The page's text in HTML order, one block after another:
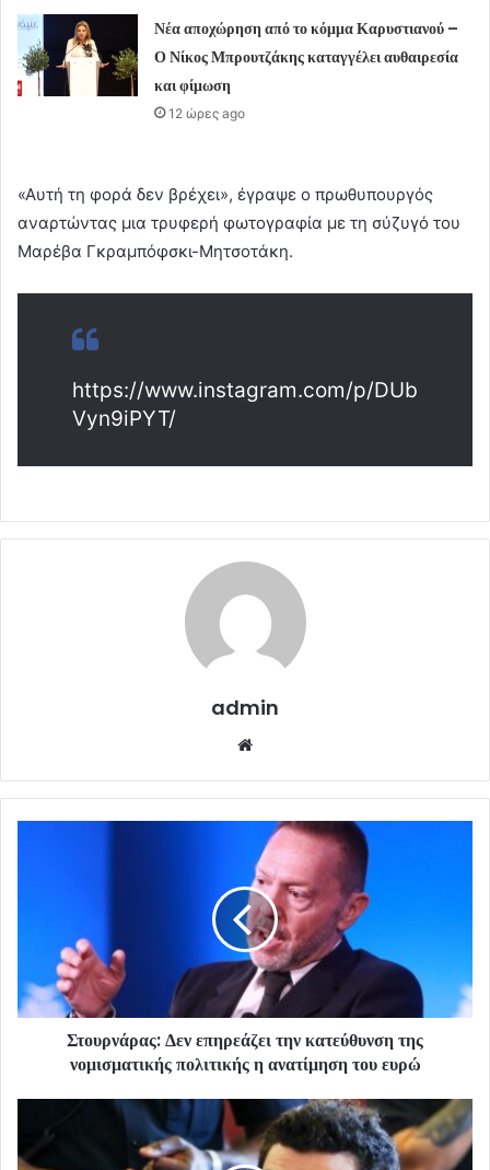
Νέα αποχώρηση από το κόμμα Καρυστιανού –
Ο Νίκος Μπρουτζάκης καταγγέλει αυθαιρεσία
και φίμωση
12 ώρες ago
«Αυτή τη φορά δεν βρέχει», έγραψε ο πρωθυπουργός
αναρτώντας μια τρυφερή φωτογραφία με τη σύζυγό του
Μαρέβα Γκραμπόφσκι-Μητσοτάκη.
https://www.instagram.com/p/DUb
Vyn9iPYT/
admin
Στουρνάρας: Δεν επηρεάζει την κατεύθυνση της
νομισματικής πολιτικής η ανατίμηση του ευρώ